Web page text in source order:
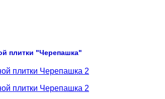
плитки "Черепашка"